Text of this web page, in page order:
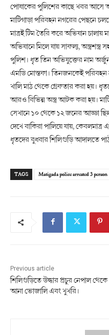
পোষাকের পুলিশের কাছে খবর আসে
মাটিগাড়া পরিবহন নগরের পেছনে
মাত্রই টিম তৈরি করে অভিযান চালায়
অভিযানে মিলে যায় সাফল্য,
পুলিশ। ধৃত তিন অভিযুক্তের নাম
এমডি মোস্তফা। তিনজনকেই পরিবহন
খালি মাঠ থেকে গ্রেফতার করা হয়।
আরও বিভিন্ন অস্ত্র আটক করা হয়।
সেখানে ১০ থেকে ১২ জনের আড্ডা
দেখে বাকিরা পালিয়ে যায়,
ধৃতদের বুধবার শিলিগুড়ি আদালতে
TAGS Matigada police arrested 3 person
Previous article
শিলিগুড়িতে উদ্ধার প্রচুর নেপাল থেকে
আনা ভোজালি এবং খুখরি।